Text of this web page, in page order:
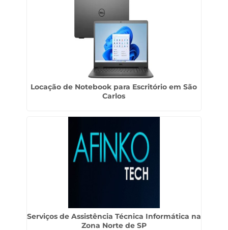
Locação de Notebook para Escritório em São
Carlos
Serviços de Assistência Técnica Informática na
Zona Norte de SP